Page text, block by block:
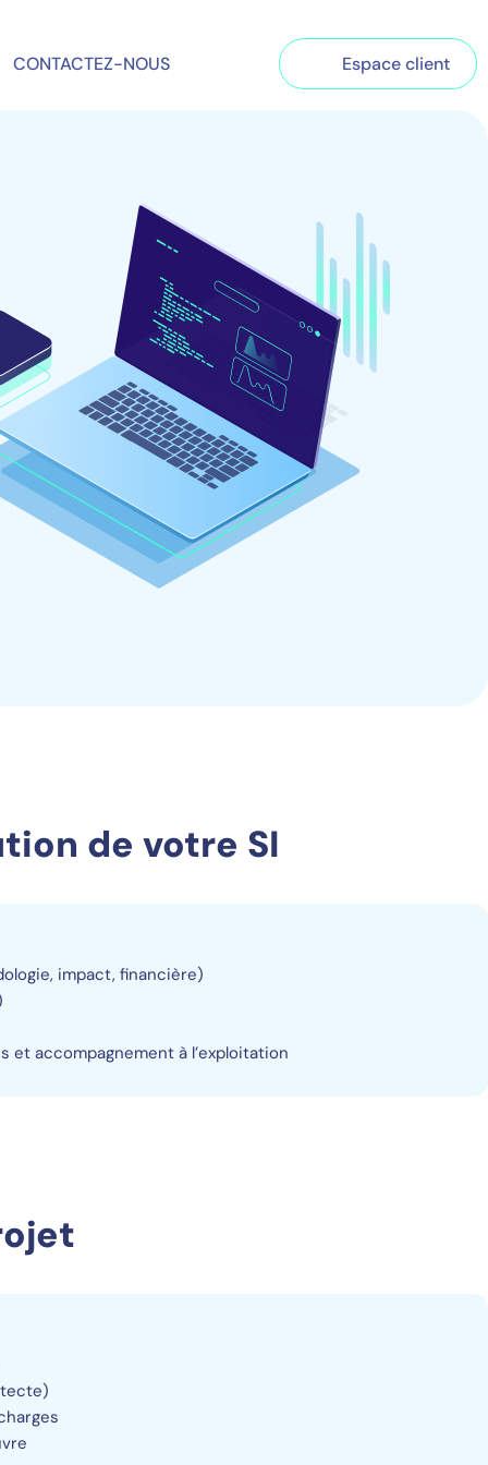
CONTACTEZ-NOUS Espace client
de votre SI
impact, financière)
et accompagnement à l’exploitation